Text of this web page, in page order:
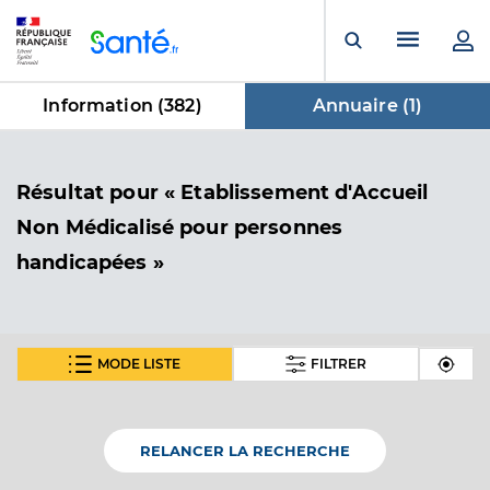
Ouvrir laMenu
Information (382) Annuaire (1)
Résultat dans Annuaire
pour « Etablissement d'Accueil
Non Médicalisé pour personnes
handicapées »
MODE LISTE FILTRER
personnes handicapées
Etablissement de soins
RELANCER LA RECHERCHE